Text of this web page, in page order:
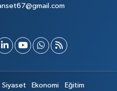
Siyaset Ekonomi Eğitim